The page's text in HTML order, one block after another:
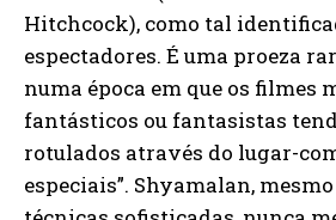
Hitchcock), como tal
espectadores. É uma proeza
numa época em que os filmes
fantásticos ou fantasistas
rotulados através do lugar-
especiais”. Shyamalan,